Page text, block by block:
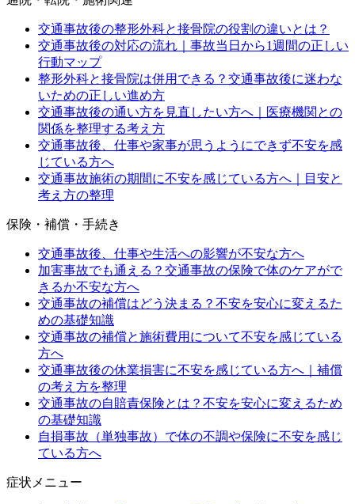
交通事故後の整形外科と接骨院の役割の違いとは？
交通事故後の対応の流れ｜事故当日から1週間の正しい
行動マップ
整形外科と接骨院は併用できる？交通事故後に迷わな
いための正しい進め方
交通事故後の通い方を見直したい方へ｜医療機関との
関係を整理する考え方
交通事故後、仕事や家事が思うようにできず不安を感
じている方へ
交通事故施術の期間に不安を感じている方へ｜目安と
考え方の整理
保険・補償・手続き
交通事故後、仕事や生活への影響が不安な方へ
加害事故でも通える？交通事故の保険で体のケアがで
きるか不安な方へ
交通事故の補償はどう決まる？不安を安心に変えるた
めの基礎知識
交通事故の補償と施術費用について不安を感じている
方へ
交通事故後の休業損害に不安を感じている方へ｜補償
の考え方を整理
交通事故の自賠責保険とは？不安を安心に変えるため
の基礎知識
自損事故（単独事故）で体の不調や保険に不安を感じ
ている方へ
症状メニュー